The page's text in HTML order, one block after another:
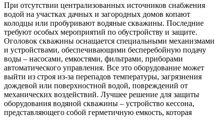
При отсутствии централизованных источников снабжения
водой на участках дачных и загородных домов копают
колодцы или пробуривают водяные скважины. Последние
требуют особых мероприятий по обустройству и защите.
Оголовок скважины оснащается специальными механизмами
и устройствами, обеспечивающими бесперебойную подачу
воды – насосами, емкостями, фильтрами, приборами
автоматического управления. Все это оборудование может
выйти из строя из-за перепадов температуры, загрязнения
дождевой или поверхностной водой, повреждений от
механических воздействий. Лучшее решение для защиты
оборудования водяной скважины – устройство кессона,
представляющего собой герметичную емкость, которая